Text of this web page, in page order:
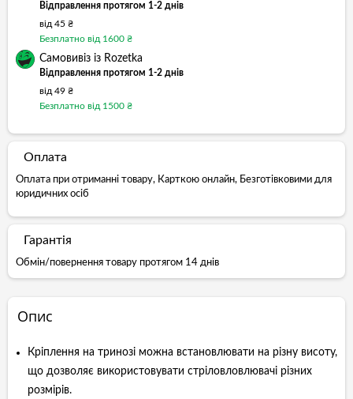
Відправлення протягом 1-2 днів
від 45 ₴
Безплатно від 1600 ₴
Самовивіз із Rozetka
Відправлення протягом 1-2 днів
від 49 ₴
Безплатно від 1500 ₴
Оплата
Оплата при отриманні товару, Карткою онлайн, Безготівковими для
юридичних осіб
Гарантія
Обмін/повернення товару протягом 14 днів
Опис
Кріплення на тринозі можна встановлювати на різну висоту,
що дозволяє використовувати стріловловлювачі різних
розмірів.